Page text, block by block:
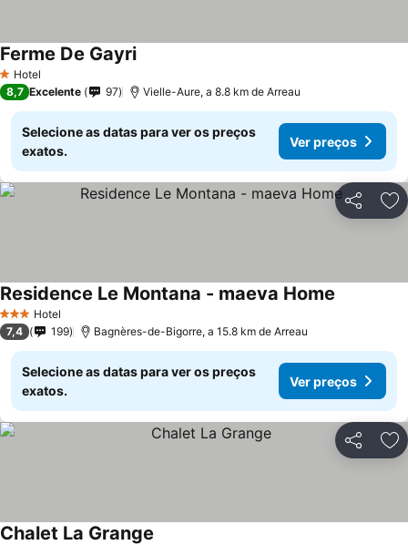
1 Estrelas
Hotel
Ferme De Gayri
8,7 Excelente 97 Vielle-Aure, a 8.8 km de Arreau
Selecione as datas para ver os preços
exatos.
Ver preços
Partilhar
3 EstrelasHotel
Residence Le Montana - maeva Home
7,4 199 Bagnères-de-Bigorre, a 15.8 km de Arreau
Selecione as datas para ver os preços
exatos.
Ver preços
Partilhar
Chalet La Grange